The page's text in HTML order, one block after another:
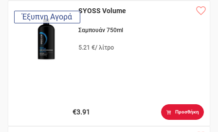
Έξυπνη Αγορά
SYOSS Volume
Σαμπουάν 750ml
5.21 €/ λίτρο
€3.91 Προσθήκη